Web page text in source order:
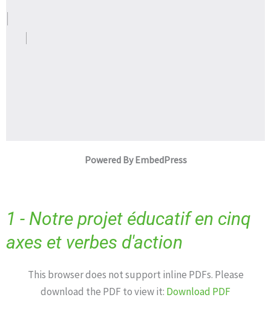
Powered By EmbedPress
1 - Notre projet éducatif en cinq
axes et verbes d'action
This browser does not support inline PDFs. Please
download the PDF to view it: Download PDF